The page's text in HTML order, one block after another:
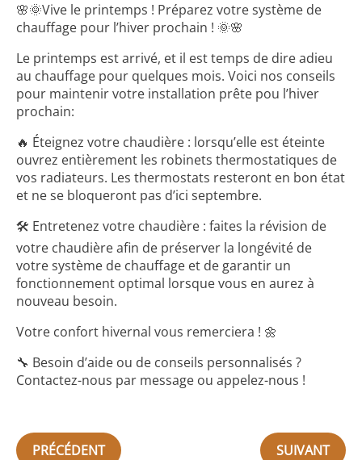
🌸🌞Vive le printemps ! Préparez votre système de
chauffage pour l’hiver prochain ! 🌞🌸
Le printemps est arrivé, et il est temps de dire adieu
au chauffage pour quelques mois. Voici nos conseils
pour maintenir votre installation prête pou l’hiver
prochain:
🔥 Éteignez votre chaudière : lorsqu’elle est éteinte
ouvrez entièrement les robinets thermostatiques de
vos radiateurs. Les thermostats resteront en bon état
et ne se bloqueront pas d’ici septembre.
🛠️ Entretenez votre chaudière : faites la révision de
votre chaudière afin de préserver la longévité de
votre système de chauffage et de garantir un
fonctionnement optimal lorsque vous en aurez à
nouveau besoin.
Votre confort hivernal vous remerciera ! 🌼
🔧 Besoin d’aide ou de conseils personnalisés ?
Contactez-nous par message ou appelez-nous !
PRÉCÉDENT SUIVANT